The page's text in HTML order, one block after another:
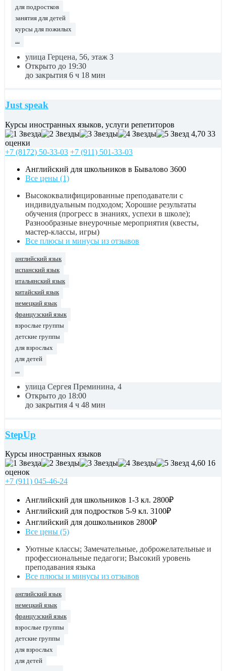
для подростков
занятия для детей
курсы для пожилых
...
улица Герцена, 56, этаж 3
Открыто до 19:30
до закрытия 6 ч 18 мин
Just speak
Курсы иностранных языков, услуги репетиторов
4,70 33
оценки
+7 (8172) 50-33-03 +7 (911) 501-33-03
Английский для школьников в Бывалово 3600
Все цены (1)
Высококвалифицированные преподаватели с
индивидуальным подходом; Хорошие результаты
обучения (прогресс в знаниях, успехи в школе);
Разнообразные внеурочные мероприятия (квесты,
мастер-классы, игры)
Все плюсы и минусы из отзывов
английский язык
испанский язык
итальянский язык
китайский язык
немецкий язык
французский язык
взрослые группы
детские группы
для взрослых
для детей
...
улица Сергея Преминина, 4
Открыто до 18:00
до закрытия 4 ч 48 мин
StepUp
Курсы иностранных языков
4,60 16
оценок
+7 (911) 045-46-24
Английский для школьников 1-3 кл. 2800₽
Английский для подростков 5-9 кл. 3100₽
Английский для дошкольников 2800₽
Все цены (5)
Уютные классы; Замечательные, доброжелательные и
профессиональные педагоги; Высокий уровень
преподавания языка
Все плюсы и минусы из отзывов
английский язык
немецкий язык
французский язык
взрослые группы
детские группы
для взрослых
для детей